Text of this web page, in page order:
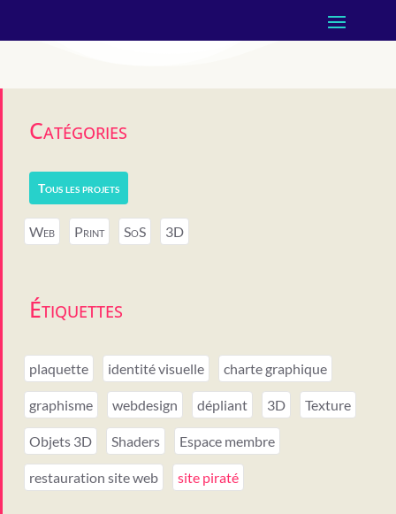
Catégories
Tous les projets
Web Print SoS 3D
Étiquettes
plaquette identité visuelle charte graphique
graphisme webdesign dépliant 3D Texture
Objets 3D Shaders Espace membre
restauration site web site piraté